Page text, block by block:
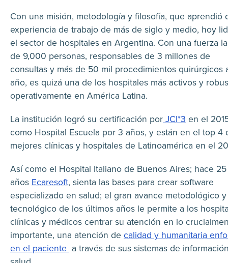
Con una misión, metodología y filosofía, que aprendió
experiencia de trabajo de más de siglo y medio, hoy
el sector de hospitales en Argentina. Con una fuerza
de 9,000 personas, responsables de 3 millones de
consultas y más de 50 mil procedimientos quirúrgicos
año, es quizá una de los hospitales más activos y
operativamente en América Latina.
La institución logró su certificación porJCI*3 en el
como Hospital Escuela por 3 años, y están en el top 4
mejores clínicas y hospitales de Latinoamérica en el
Así como el Hospital Italiano de Buenos Aires; hace 25
años Ecaresoft, sienta las bases para crear software
especializado en salud; el gran avance metodológico y
tecnológico de los últimos años le permite a los
clínicas y médicos centrar su atención en lo
importante, una atención de calidad y humanitaria
en el paciente a través de sus sistemas de